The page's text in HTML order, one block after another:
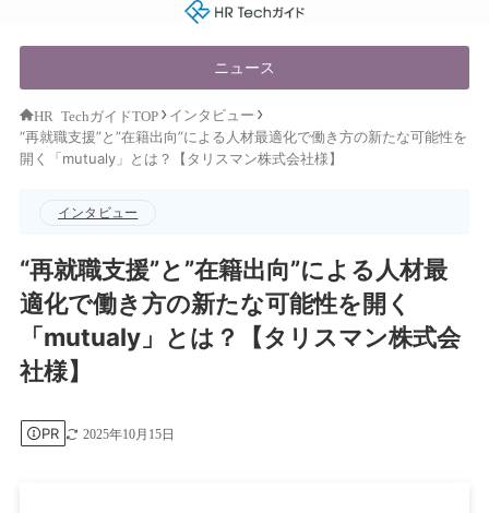
HR Techガイド
ニュース
HR TechガイドTOP
インタビュー
“再就職支援”と”在籍出向”による人材最適化で働き方の新たな可能性を
開く「mutualy」とは？【タリスマン株式会社様】
インタビュー
“再就職支援”と”在籍出向”による人材最
適化で働き方の新たな可能性を開く
「mutualy」とは？【タリスマン株式会
社様】
PR 2025年10月15日